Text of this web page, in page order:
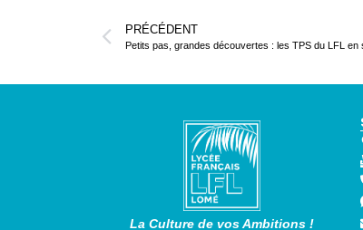
PRÉCÉDENT
La Culture de vos Ambitions !